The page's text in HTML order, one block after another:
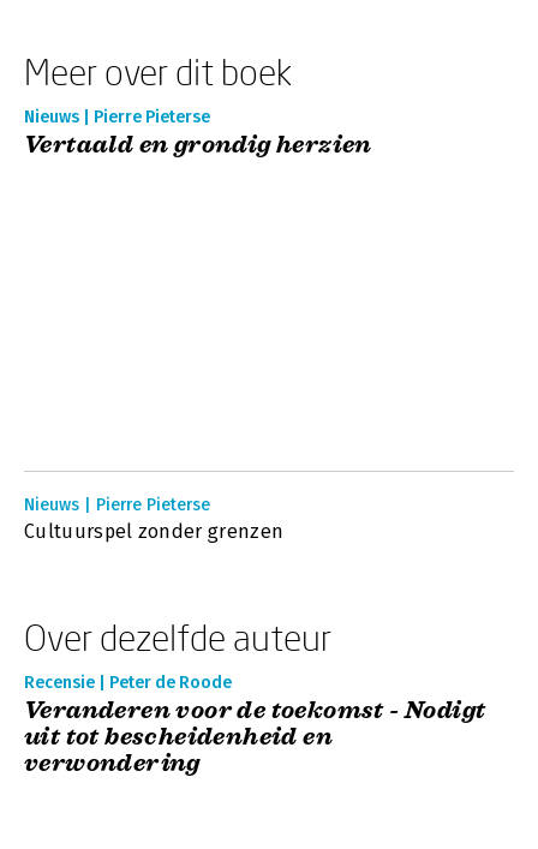
Meer over dit boek
Nieuws | Pierre Pieterse
Vertaald en grondig herzien
Nieuws | Pierre Pieterse
Cultuurspel zonder grenzen
Over dezelfde auteur
Recensie | Peter de Roode
Veranderen voor de toekomst - Nodigt
uit tot bescheidenheid en
verwondering